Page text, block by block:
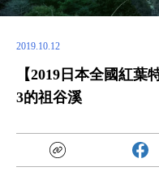
2019.10.12
【2019日本全國紅
3的祖谷溪